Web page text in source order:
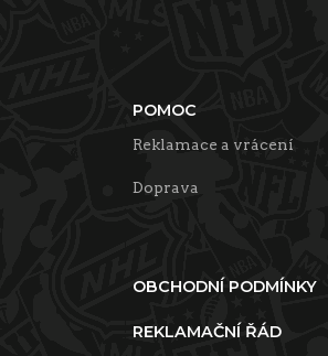
POMOC
Reklamace a vrácení
Doprava
OBCHODNÍ PODMÍNKY
REKLAMAČNÍ ŘÁD